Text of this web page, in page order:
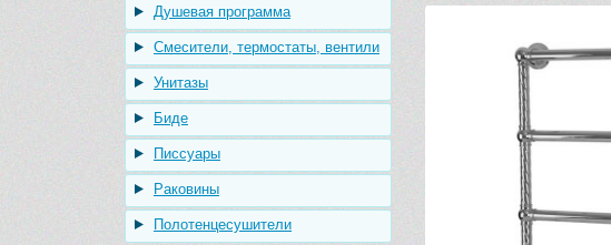
Душевая программа
Смесители, термостаты, вентили
Унитазы
Биде
Писсуары
Раковины
Полотенцесушители